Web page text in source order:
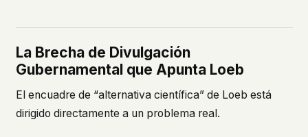
La Brecha de Divulgación
Gubernamental que Apunta Loeb
El encuadre de “alternativa científica” de Loeb está
dirigido directamente a un problema real.